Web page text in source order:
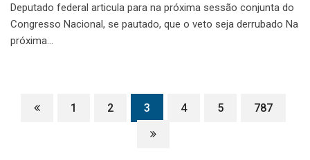
Deputado federal articula para na próxima sessão conjunta do
Congresso Nacional, se pautado, que o veto seja derrubado Na
próxima…
1 2 3 4 5 787